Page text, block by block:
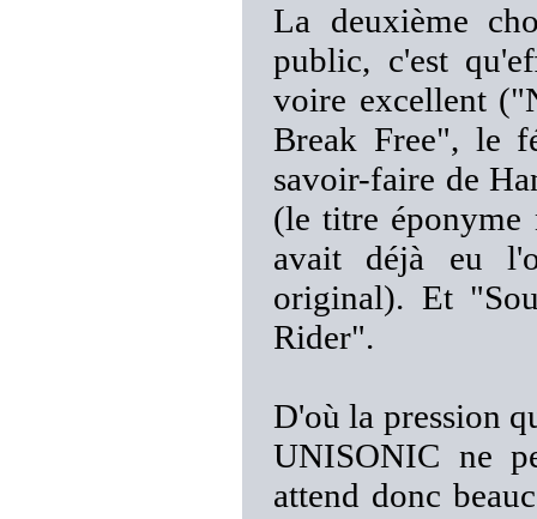
La deuxième
public, c'est
voire excellent
Break Free", le
savoir-faire de
(le titre éponyme
avait déjà eu
original). Et
Rider".
D'où la pression
UNISONIC ne
attend donc